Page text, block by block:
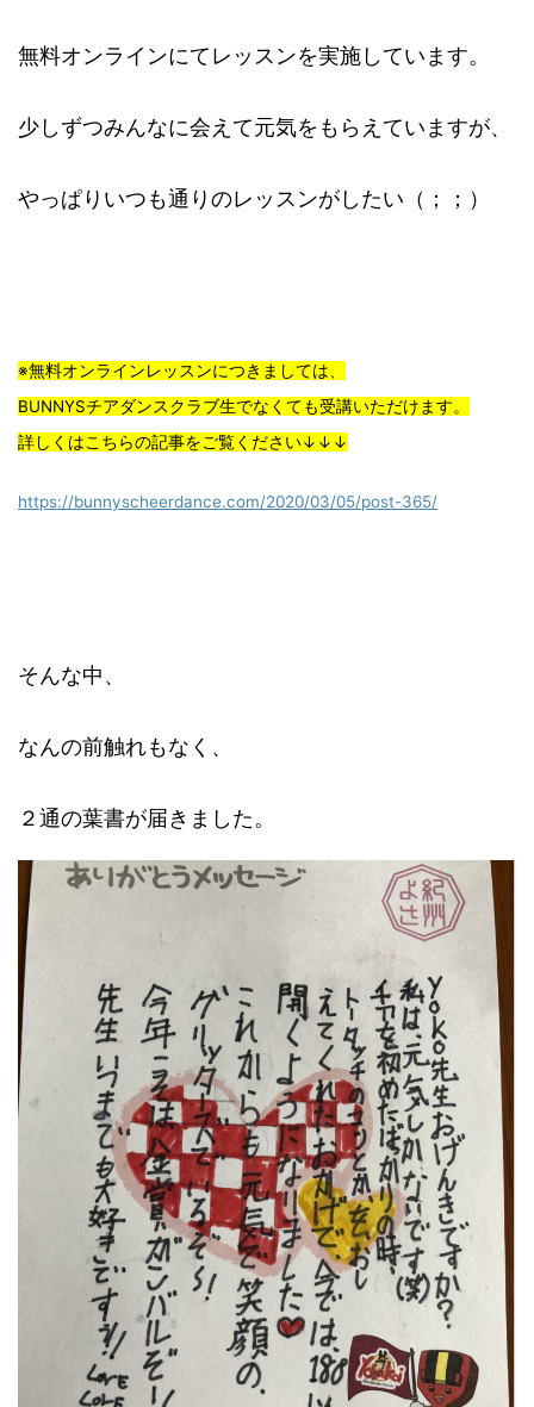
無料オンラインにてレッスンを実施しています。
少しずつみんなに会えて元気をもらえていますが、
やっぱりいつも通りのレッスンがしたい（；；）
※無料オンラインレッスンにつきましては、
BUNNYSチアダンスクラブ生でなくても受講いただけます。
詳しくはこちらの記事をご覧ください↓↓↓
https://bunnyscheerdance.com/2020/03/05/post-365/
そんな中、
なんの前触れもなく、
２通の葉書が届きました。